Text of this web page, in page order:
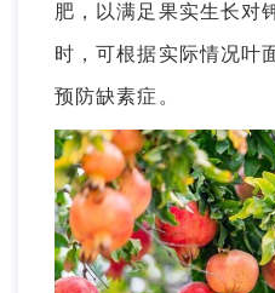
肥，以满足果实生长对
时，可根据实际情况叶
预防缺素症。